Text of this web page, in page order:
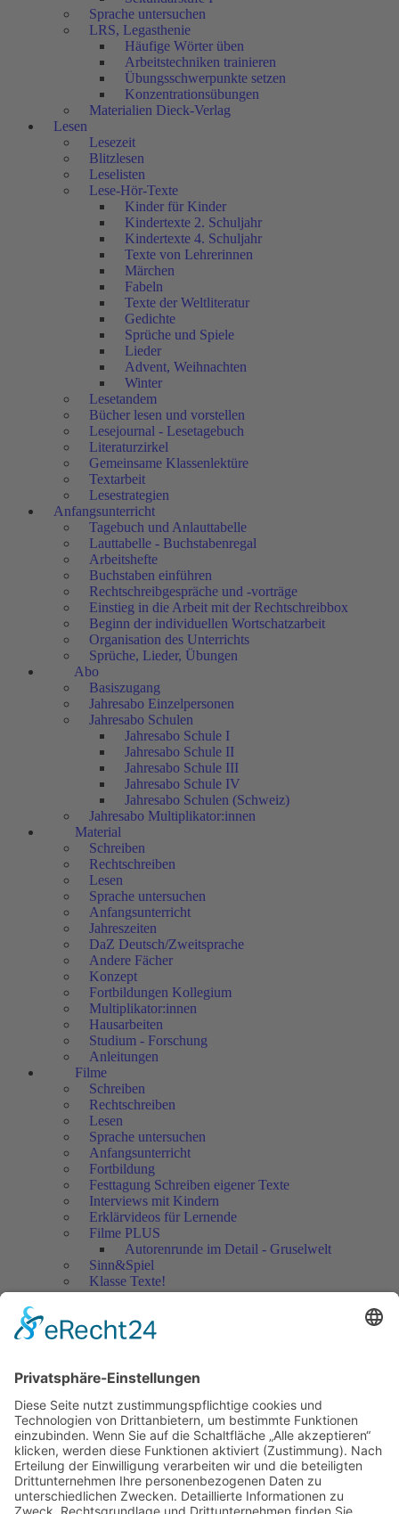
Sprache untersuchen
LRS, Legasthenie
Häufige Wörter üben
Arbeitstechniken trainieren
Übungsschwerpunkte setzen
Konzentrationsübungen
Materialien Dieck-Verlag
Lesen
Lesezeit
Blitzlesen
Leselisten
Lese-Hör-Texte
Kinder für Kinder
Kindertexte 2. Schuljahr
Kindertexte 4. Schuljahr
Texte von Lehrerinnen
Märchen
Fabeln
Texte der Weltliteratur
Gedichte
Sprüche und Spiele
Lieder
Advent, Weihnachten
Winter
Lesetandem
Bücher lesen und vorstellen
Lesejournal - Lesetagebuch
Literaturzirkel
Gemeinsame Klassenlektüre
Textarbeit
Lesestrategien
Anfangsunterricht
Tagebuch und Anlauttabelle
Lauttabelle - Buchstabenregal
Arbeitshefte
Buchstaben einführen
Rechtschreibgespräche und -vorträge
Einstieg in die Arbeit mit der Rechtschreibbox
Beginn der individuellen Wortschatzarbeit
Organisation des Unterrichts
Sprüche, Lieder, Übungen
Abo
Basiszugang
Jahresabo Einzelpersonen
Jahresabo Schulen
Jahresabo Schule I
Jahresabo Schule II
Jahresabo Schule III
Jahresabo Schule IV
Jahresabo Schulen (Schweiz)
Jahresabo Multiplikator:innen
Material
Schreiben
Rechtschreiben
Lesen
Sprache untersuchen
Anfangsunterricht
Jahreszeiten
DaZ Deutsch/Zweitsprache
Andere Fächer
Konzept
Fortbildungen Kollegium
Multiplikator:innen
Hausarbeiten
Studium - Forschung
Anleitungen
Filme
Schreiben
Rechtschreiben
Lesen
Sprache untersuchen
Anfangsunterricht
Fortbildung
Festtagung Schreiben eigener Texte
Interviews mit Kindern
Erklärvideos für Lernende
Filme PLUS
Autorenrunde im Detail - Gruselwelt
Sinn&Spiel
Klasse Texte!
Filmausschnitte Grundschule
Jedes Kind wertschätzen!
Artikel
Artikel 2018
Artikel 2017
Artikel 2016
Artikel 2015
Artikel 2014
Artikel 2013
Artikel 2012